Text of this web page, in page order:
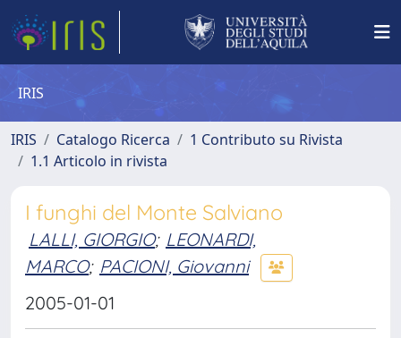
IRIS
IRIS Catalogo Ricerca
1 Contributo su Rivista
1.1 Articolo in rivista
I funghi del Monte Salviano
LALLI, GIORGIO; LEONARDI,
MARCO; PACIONI, Giovanni
2005-01-01